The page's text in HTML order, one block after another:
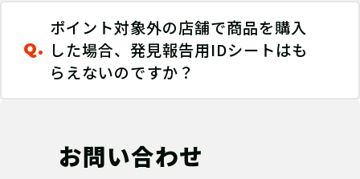
Q.
ポイント対象外の店舗で商品を購入
した場合、発見報告用IDシートはも
らえないのですか？
お問い合わせ